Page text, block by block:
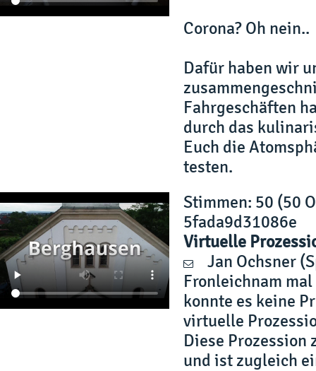
Corona? Oh nein..
Dafür haben wir
Fahrgeschäften
durch das
Euch die
testen.
Stimmen: 50 (50
5fada9d31086e
Virtuelle
Jan Ochsner
Fronleichnam
konnte es keine
virtuelle
Diese
und ist zugleich